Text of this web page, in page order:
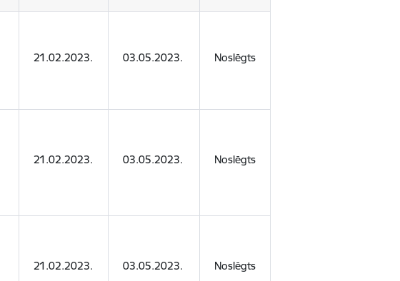
21.02.2023. 03.05.2023. Noslēgts
21.02.2023. 03.05.2023. Noslēgts
21.02.2023. 03.05.2023. Noslēgts